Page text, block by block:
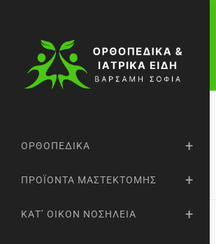
ΟΡΘΟΠΕΔΙΚΆ
ΠΡΟΪΌΝΤΑ ΜΑΣΤΕΚΤΟΜΉΣ
ΚΑΤ’ ΟΊΚΟΝ ΝΟΣΗΛΕΊΑ